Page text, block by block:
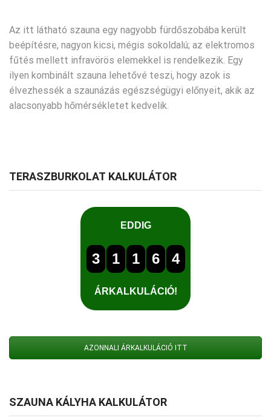
Az itt látható szauna egy nagyobb fürdőszobába került
beépítésre, nagyon kicsi, mégis sokoldalú; az elektromos
fűtés mellett infravörös elemekkel is rendelkezik. Egy
ilyen kombinált szauna lehetővé teszi, hogy azok is
élvezhessék a szaunázás egészségügyi előnyeit, akik az
alacsonyabb hőmérsékletet kedvelik.
TERASZBURKOLAT KALKULÁTOR
AZONNALI ÁRKALKULÁCIÓ ITT
SZAUNA KÁLYHA KALKULÁTOR